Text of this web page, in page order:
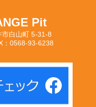
Pit
白山町 5-31-8
0568-93-6238